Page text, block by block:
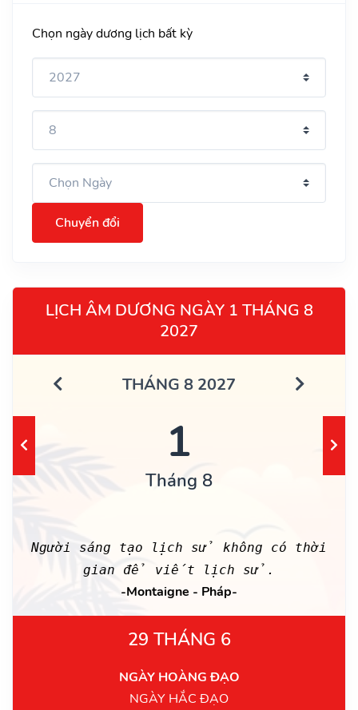
Chọn ngày dương lịch bất kỳ
Chuyển đổi
LỊCH ÂM DƯƠNG NGÀY 1 THÁNG 8
2027
THÁNG 8 2027
1
Tháng 8
Người sáng tạo lịch sử không có thời
gian để viết lịch sử.
-Montaigne - Pháp-
29 THÁNG 6
NGÀY HOÀNG ĐẠO
NGÀY HẮC ĐẠO